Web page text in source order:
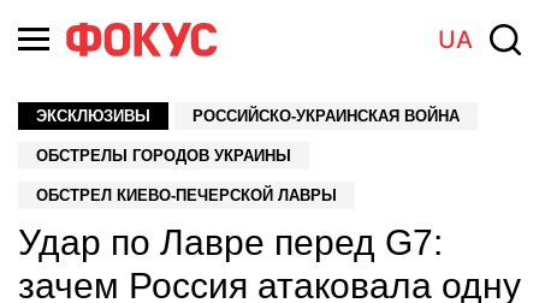
UA
ЭКСКЛЮЗИВЫ РОССИЙСКО-УКРАИНСКАЯ ВОЙНА
ОБСТРЕЛЫ ГОРОДОВ УКРАИНЫ
ОБСТРЕЛ КИЕВО-ПЕЧЕРСКОЙ ЛАВРЫ
Удар по Лавре перед G7:
зачем Россия атаковала одну